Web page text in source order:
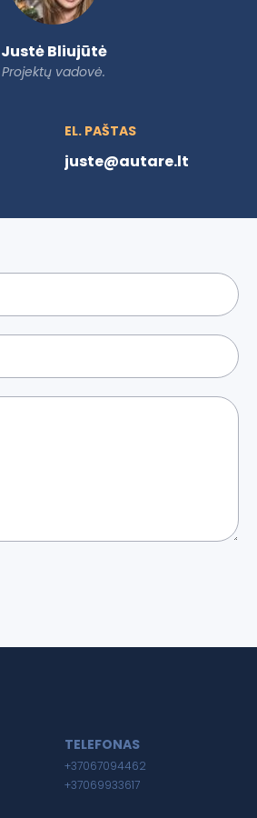
Justė Bliujūtė
Projektų vadovė.
EL. PAŠTAS
juste@autare.lt
TELEFONAS
+37067094462
+37069933617